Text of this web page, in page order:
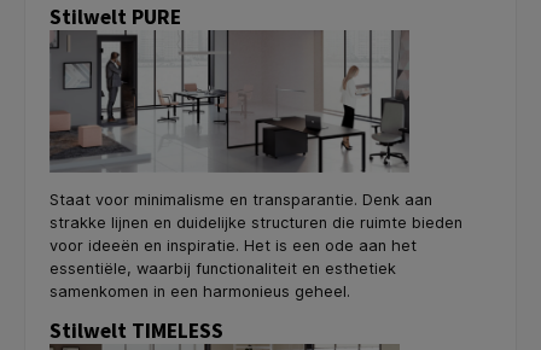
Stilwelt PURE
Staat voor minimalisme en transparantie. Denk aan
strakke lijnen en duidelijke structuren die ruimte bieden
voor ideeën en inspiratie. Het is een ode aan het
essentiële, waarbij functionaliteit en esthetiek
samenkomen in een harmonieus geheel.
Stilwelt TIMELESS